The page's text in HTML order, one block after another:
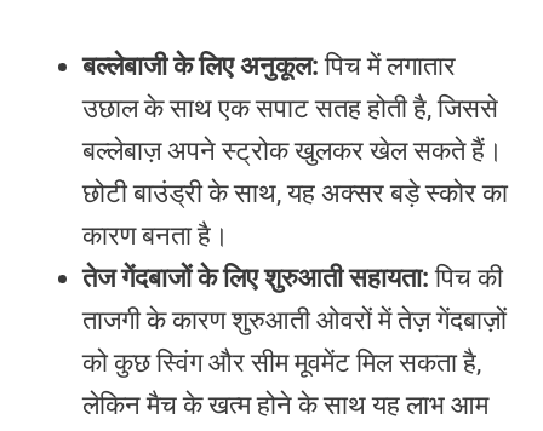
बल्लेबाजी के लिए अनुकूल: पिच में लगातार
उछाल के साथ एक सपाट सतह होती है, जिससे
बल्लेबाज़ अपने स्ट्रोक खुलकर खेल सकते हैं।
छोटी बाउंड्री के साथ, यह अक्सर बड़े स्कोर का
कारण बनता है।
तेज गेंदबाजों के लिए शुरुआती सहायता: पिच की
ताजगी के कारण शुरुआती ओवरों में तेज़ गेंदबाज़ों
को कुछ स्विंग और सीम मूवमेंट मिल सकता है,
लेकिन मैच के खत्म होने के साथ यह लाभ आम